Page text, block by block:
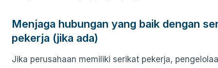
Menjaga hubungan yang baik dengan
pekerja (jika ada)
Jika perusahaan memiliki serikat pekerja,